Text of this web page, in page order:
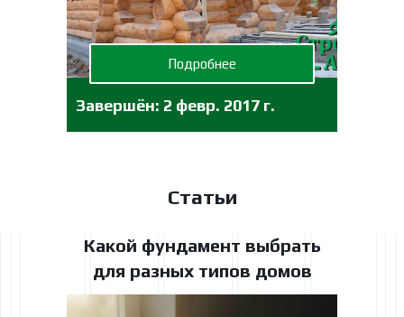
Завершён: 2 февр. 2017 г.
Подробнее
Статьи
Какой фундамент выбрать
для разных типов домов